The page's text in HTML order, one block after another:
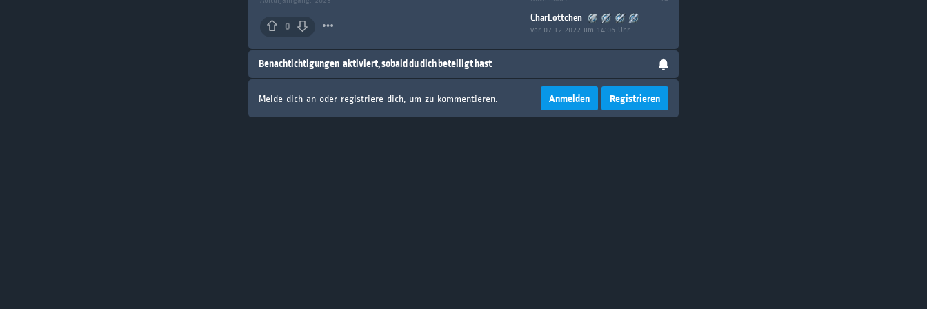
CharLottchen
vor 07.12.2022 um 14:06 Uhr
0
Benachtichtigungen aktiviert, sobald du dich beteiligt hast
Melde dich an oder registriere dich, um zu kommentieren. Anmelden Registrieren